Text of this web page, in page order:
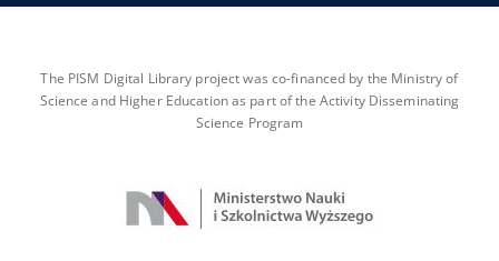
The PISM Digital Library project was co-financed by the Ministry of
Science and Higher Education as part of the Activity Disseminating
Science Program